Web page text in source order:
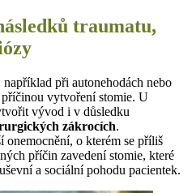
traumatu,
například při autonehodách nebo
vytvoření stomie. U
vývod i v důsledku
zákrocích.
onemocnění, o kterém se příliš
příčin zavedení stomie, které
a sociální pohodu pacientek.